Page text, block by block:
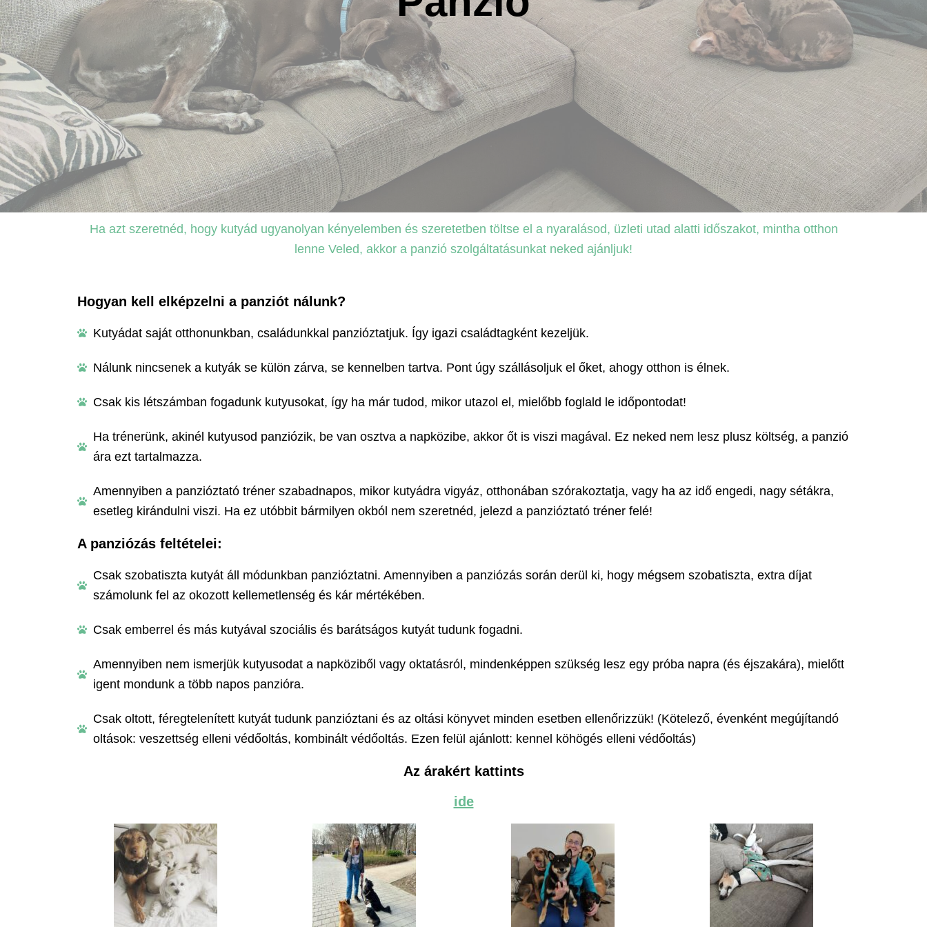
Ha azt szeretnéd, hogy kutyád ugyanolyan kényelemben és szeretetben töltse el a nyaralásod, üzleti utad alatti időszakot, mintha otthon
lenne Veled, akkor a panzió szolgáltatásunkat neked ajánljuk!
Hogyan kell elképzelni a panziót nálunk?
Kutyádat saját otthonunkban, családunkkal panzióztatjuk. Így igazi családtagként kezeljük.
Nálunk nincsenek a kutyák se külön zárva, se kennelben tartva. Pont úgy szállásoljuk el őket, ahogy otthon is élnek.
Csak kis létszámban fogadunk kutyusokat, így ha már tudod, mikor utazol el, mielőbb foglald le időpontodat!
Ha trénerünk, akinél kutyusod panziózik, be van osztva a napközibe, akkor őt is viszi magával. Ez neked nem lesz plusz költség, a panzió
ára ezt tartalmazza.
Amennyiben a panzióztató tréner szabadnapos, mikor kutyádra vigyáz, otthonában szórakoztatja, vagy ha az idő engedi, nagy sétákra,
esetleg kirándulni viszi. Ha ez utóbbit bármilyen okból nem szeretnéd, jelezd a panzióztató tréner felé!
A panziózás feltételei:
Csak szobatiszta kutyát áll módunkban panzióztatni. Amennyiben a panziózás során derül ki, hogy mégsem szobatiszta, extra díjat
számolunk fel az okozott kellemetlenség és kár mértékében.
Csak emberrel és más kutyával szociális és barátságos kutyát tudunk fogadni.
Amennyiben nem ismerjük kutyusodat a napköziből vagy oktatásról, mindenképpen szükség lesz egy próba napra (és éjszakára), mielőtt
igent mondunk a több napos panzióra.
Csak oltott, féregtelenített kutyát tudunk panzióztani és az oltási könyvet minden esetben ellenőrizzük! (Kötelező, évenként megújítandó
oltások: veszettség elleni védőoltás, kombinált védőoltás. Ezen felül ajánlott: kennel köhögés elleni védőoltás)
Az árakért kattints
ide